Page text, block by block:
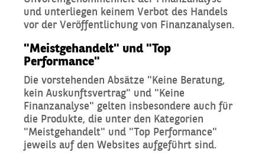
und unterliegen keinem Verbot des Handels
vor der Veröffentlichung von Finanzanalysen.
"Meistgehandelt" und "Top
Performance"
Die vorstehenden Absätze "Keine Beratung,
kein Auskunftsvertrag" und "Keine
Finanzanalyse" gelten insbesondere auch für
die Produkte, die unter den Kategorien
"Meistgehandelt" und "Top Performance"
jeweils auf den Websites aufgeführt sind.